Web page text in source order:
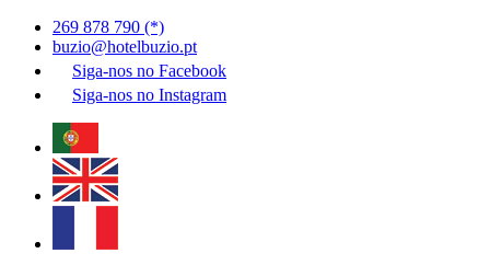
269 878 790 (*)
buzio@hotelbuzio.pt
Siga-nos no Facebook
Siga-nos no Instagram